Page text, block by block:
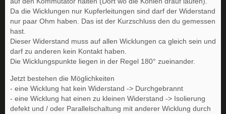
Da die Wicklungen nur Kupferleitungen sind darf der Widerstand
nur paar Ohm haben. Das ist der Kurzschluss den du gemessen
hast.
Dieser Widerstand muss auf allen Wicklungen ca gleich sein und
darf zu anderen kein Kontakt haben.
Die Wicklungspunkte liegen in der Regel 180° zueinander.
Jetzt bestehen die Möglichkeiten
- eine Wicklung hat kein Widerstand -> Durchgebrannt
- eine Wicklung hat einen zu kleinen Widerstand -> Isolierung
defekt und / oder Parallelschaltung mit anderer Wicklung durch